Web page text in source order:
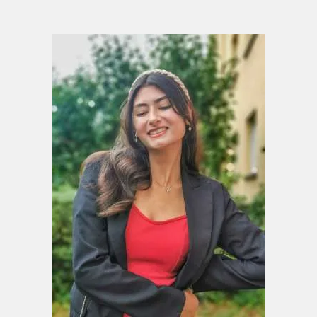
2023: Top 100 "Young Storyteller Award"
Ausstellungen und Veröffentlichungen
künstlerischer Werke
2026: Veröffentlichung künstlerischer
Beiträge in der 16. Ausgabe der
Literaturzeitschrift Johnny aus Frankfurt
am Main
2025: Veröffentlichung ihres 3. Romans
"Die Welt der verlorenen Ideen" mit selbst
gestaltetem Cover als auch Abbildungen
ihrer eigenen Gemälde zu jedem Kapitel.
2024: Veröffentlichung ihres 2. Romans
"In der Stille unseres Wesens" mit selbst
gestaltetem Cover als auch Abbildungen
ihrer eigenen Gemälde zu jedem Kapitel.